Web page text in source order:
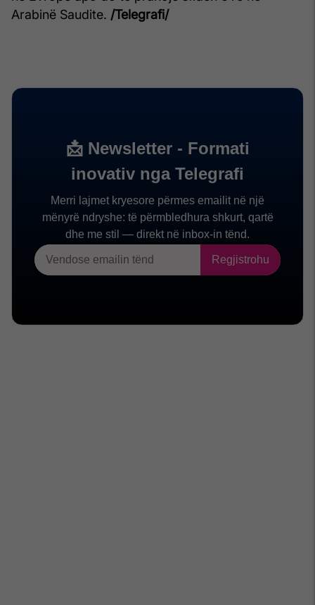
Arabinë Saudite. /Telegrafi/